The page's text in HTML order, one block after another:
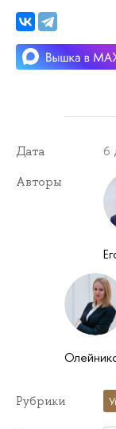
Дата 6
Авторы
Рубрики